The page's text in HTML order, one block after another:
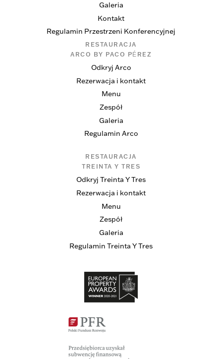
Galeria
Kontakt
Regulamin Przestrzeni Konferencyjnej
RESTAURACJA
ARCO BY PACO PÉREZ
Odkryj Arco
Rezerwacja i kontakt
Menu
Zespół
Galeria
Regulamin Arco
RESTAURACJA
TREINTA Y TRES
Odkryj Treinta Y Tres
Rezerwacja i kontakt
Menu
Zespół
Galeria
Regulamin Treinta Y Tres